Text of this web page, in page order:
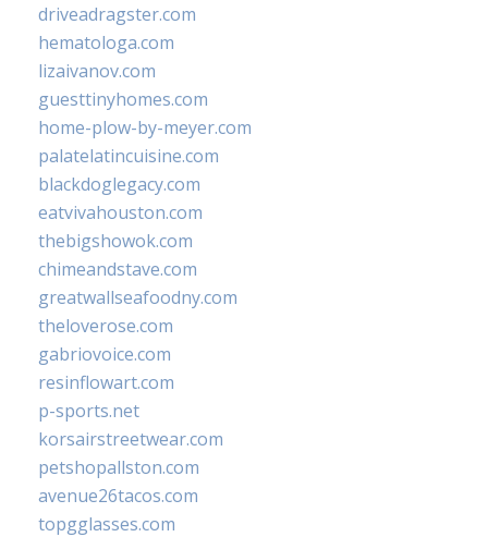
driveadragster.com
hematologa.com
lizaivanov.com
guesttinyhomes.com
home-plow-by-meyer.com
palatelatincuisine.com
blackdoglegacy.com
eatvivahouston.com
thebigshowok.com
chimeandstave.com
greatwallseafoodny.com
theloverose.com
gabriovoice.com
resinflowart.com
p-sports.net
korsairstreetwear.com
petshopallston.com
avenue26tacos.com
topgglasses.com